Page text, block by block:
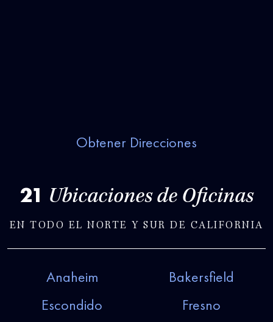
21 Ubicaciones de Oficinas
EN TODO EL NORTE Y SUR DE CALIFORNIA
Anaheim
Bakersfield
Escondido
Fresno
Obtener Direcciones